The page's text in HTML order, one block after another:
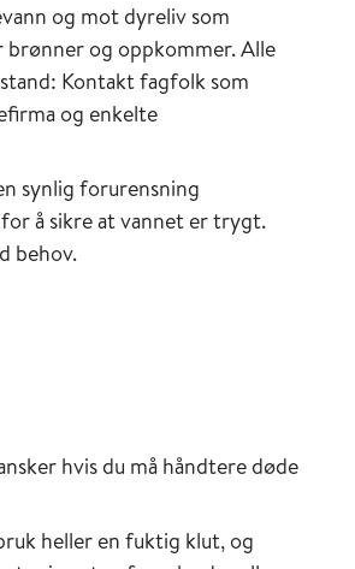
og mot dyreliv som
og oppkommer. Alle
Kontakt fagfolk som
og enkelte
synlig forurensning
å sikre at vannet er trygt.
behov.
hvis du må håndtere døde
heller en fuktig klut, og